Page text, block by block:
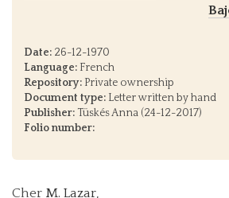
Date: 26-12-1970
Language: French
Repository: Private ownership
Document type: Letter written by hand
Publisher: Tüskés Anna (24-12-2017)
Folio number:
Cher M. Lazar,